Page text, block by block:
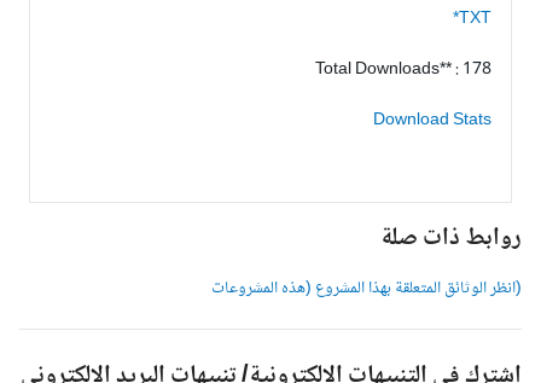
TXT*
Total Downloads** : 178
Download Stats
روابط ذات صلة
(انظر الوثائق المتعلقة بهذا المشروع (هذه المشروعات